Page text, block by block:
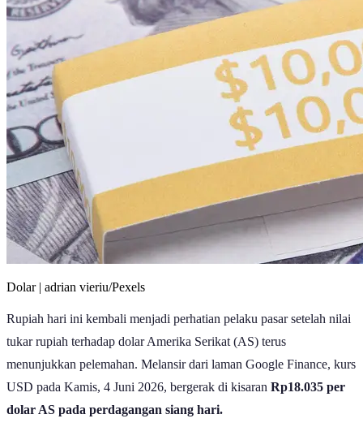
Dolar | adrian vieriu/Pexels
Rupiah hari ini kembali menjadi perhatian pelaku pasar setelah nilai
tukar rupiah terhadap dolar Amerika Serikat (AS) terus
menunjukkan pelemahan. Melansir dari laman Google Finance, kurs
USD pada Kamis, 4 Juni 2026, bergerak di kisaran Rp18.035 per
dolar AS pada perdagangan siang hari.